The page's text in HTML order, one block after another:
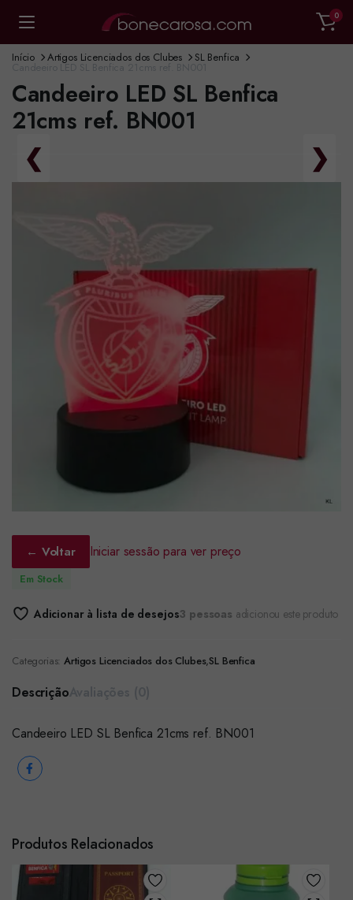
0
Início Artigos Licenciados dos Clubes SL Benfica
Candeeiro LED SL Benfica 21cms ref. BN001
Candeeiro LED SL Benfica
21cms ref. BN001
❮ ❯
← Voltar Iniciar sessão para ver preço
Em Stock
Adicionar à lista de desejos3 pessoas adicionou este produto
Categorias: Artigos Licenciados dos Clubes,SL Benfica
Descrição
Candeeiro LED SL Benfica 21cms ref. BN001
Produtos Relacionados